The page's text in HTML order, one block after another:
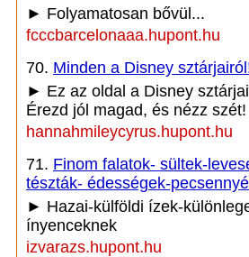
► Folyamatosan bővül...
fcccbarcelonaaa.hupont.hu
70. Minden a Disney
► Ez az oldal a Disney
Érezd jól magad, és nézz szét!
hannahmileycyrus.hupont.hu
71. Finom falatok- sültek-
tészták- édességek-
► Hazai-külföldi ízek-
ínyenceknek
izvarazs.hupont.hu